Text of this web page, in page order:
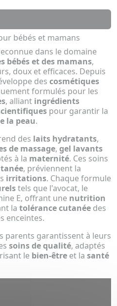
bébés et mamans
dans le domaine
bébés et des mamans,
doux et efficaces. Depuis
des cosmétiques
formulés pour les
, alliant ingrédients
pour garantir la
la peau.
des laits hydratants,
de massage, gel lavants
à la maternité. Ces soins
, préviennent la
irritations. Chaque formule
tels que l'avocat, le
E, offrant une nutrition
la tolérance cutanée des
enceintes.
parents garantissent à leurs
soins de qualité, adaptés
le bien-être et la santé